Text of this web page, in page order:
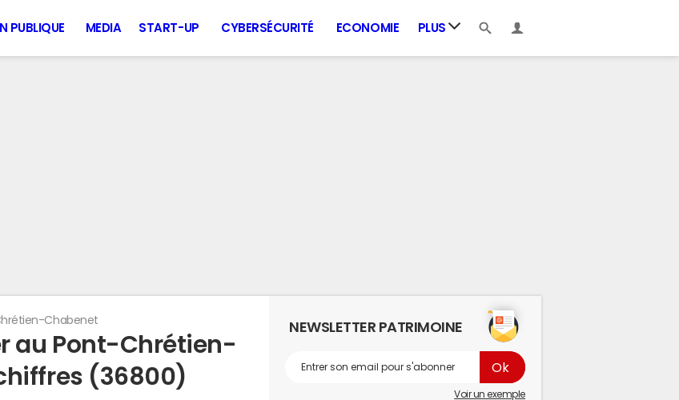
PUBLIQUE MEDIA START-UP CYBERSÉCURITÉ ECONOMIE PLUS
Chabenet
au Pont-Chrétien-
(36800)
NEWSLETTER PATRIMOINE
Voir un exemple